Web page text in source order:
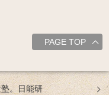
PAGE TOP
。日能研